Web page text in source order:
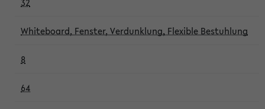
Whiteboard, Fenster, Verdunklung, Flexible Bestuhlung
8
64